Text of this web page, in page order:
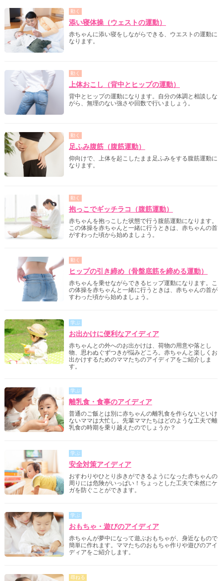
動く
添い寝体操（ウェストの運動）
赤ちゃんに添い寝をしながらできる、ウエストの運動に
なります。
動く
上体おこし（背中とヒップの運動）
背中とヒップの運動になります。自分の体調と相談しな
がら、無理のない強さや回数で行いましょう。
動く
足ふみ腹筋（腹筋運動）
仰向けで、上体を起こしたまま足ふみをする腹筋運動に
なります。
動く
抱っこでギッチラコ（腹筋運動）
赤ちゃんを抱っこした状態で行う腹筋運動になります。
この体操を赤ちゃんと一緒に行うときは、赤ちゃんの首
がすわった頃から始めましょう。
動く
ヒップの引き締め（骨盤底筋を締める運動）
赤ちゃんを乗せながらできるヒップ運動になります。こ
の体操を赤ちゃんと一緒に行うときは、赤ちゃんの首が
すわった頃から始めましょう。
学ぶ
お出かけに便利なアイディア
赤ちゃんとの外へのお出かけは、荷物の用意や落とし
物、思わぬぐずつきが悩みどころ。赤ちゃんと楽しくお
出かけするためのママたちのアイディアをご紹介しま
す。
学ぶ
離乳食・食事のアイディア
普通のご飯とは別に赤ちゃんの離乳食を作らないといけ
ないママは大忙し。先輩ママたちはどのような工夫で離
乳食の時期を乗り越えたのでしょうか？
学ぶ
安全対策アイディア
おすわりやひとり歩きができるようになった赤ちゃんの
周りには危険がいっぱい！ちょっとした工夫で未然にケ
ガを防ぐことができます。
学ぶ
おもちゃ・遊びのアイディア
赤ちゃんが夢中になって遊ぶおもちゃが、身近なもので
簡単に作れます。ママたちのおもちゃ作りや遊びのアイ
ディアをご紹介します。
尋ねる